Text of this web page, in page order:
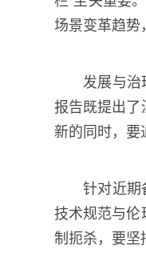
场景变革趋势
发展与治
报告既提出了
新的同时，要
针对近期
技术规范与伦
制扼杀，要坚